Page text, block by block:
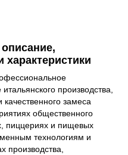
производства,
замеса
общественного
пиццериях и пищевых
технологиям и
производства,